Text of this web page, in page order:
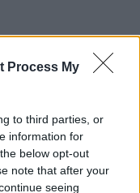
Process My
to third parties, or
information for
below opt-out
note that after your
seeing